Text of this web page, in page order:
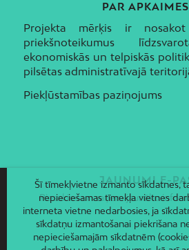
PAR
Projekta mērķis ir
priekšnoteikumus
ekonomiskās un telpiskās
pilsētas administratīvajā
Piekļūstamības paziņojums
JAUNUMI E-
Piesakies un saņem jaunāko
Šī tīmekļvietne izmanto sīkdatnes,
nepieciešamas tīmekļa vietnes
interneta vietne nedarbosies, ja
sīkdatņu izmantošanai piekrišana
nepieciešamajām sīkdatnēm